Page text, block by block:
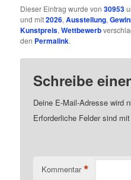
Dieser Eintrag wurde von30953
und mit2026,Ausstellung,
Kunstpreis,Wettbewerb
den Permalink.
Schreibe
Deine E-Mail-Adresse wird
Erforderliche Felder sind
Kommentar *